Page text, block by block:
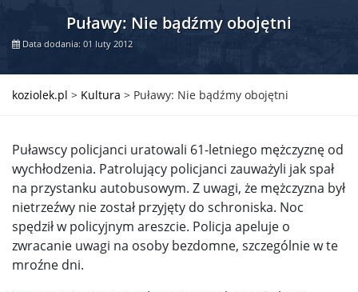
Puławy: Nie bądźmy obojętni
Data dodania: 01 luty 2012
koziolek.pl > Kultura > Puławy: Nie bądźmy obojętni
Puławscy policjanci uratowali 61-letniego mężczyznę od
wychłodzenia. Patrolujący policjanci zauważyli jak spał
na przystanku autobusowym. Z uwagi, że mężczyzna był
nietrzeźwy nie został przyjęty do schroniska. Noc
spędził w policyjnym areszcie. Policja apeluje o
zwracanie uwagi na osoby bezdomne, szczególnie w te
mroźne dni.